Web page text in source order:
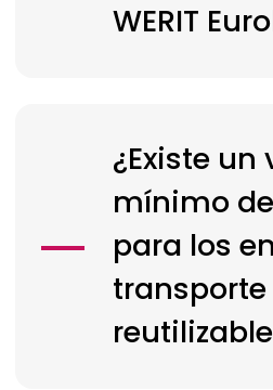
WERIT
¿Existe un
mínimo
para los
transporte